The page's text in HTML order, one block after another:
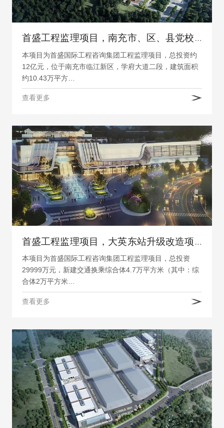
首盛工程监理项目，南充市、区、县党校（1+5）共建项目监理
本项目为首盛国际工程咨询集团工程监理项目，总投资约
12亿元，位于南充市临江新区，学府大道二段，建筑面积
约10.43万平方…
查看更多
首盛工程监理项目，大英东站升级改造项目（一标段）
本项目为首盛国际工程咨询集团工程监理项目，总投资
29999万元，新建交通换乘综合体4.7万平方米（其中：综
合体2万平方米…
查看更多